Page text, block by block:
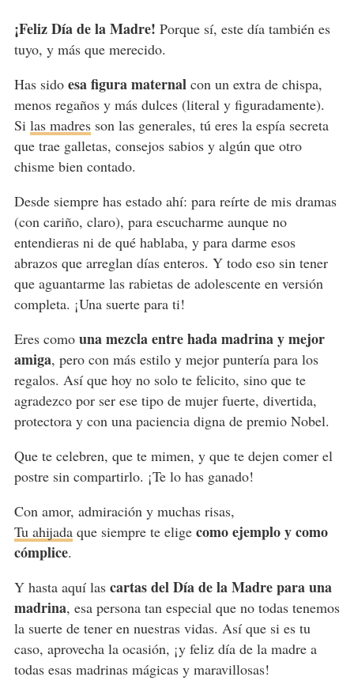
¡Feliz Día de la Madre! Porque sí, este día también es
tuyo, y más que merecido.
Has sido esa figura maternal con un extra de chispa,
menos regaños y más dulces (literal y figuradamente).
Si las madresson las generales, tú eres la espía secreta
que trae galletas, consejos sabios y algún que otro
chisme bien contado.
Desde siempre has estado ahí: para reírte de mis dramas
(con cariño, claro), para escucharme aunque no
entendieras ni de qué hablaba, y para darme esos
abrazos que arreglan días enteros. Y todo eso sin tener
que aguantarme las rabietas de adolescente en versión
completa. ¡Una suerte para ti!
Eres como una mezcla entre hada madrina y mejor
amiga, pero con más estilo y mejor puntería para los
regalos. Así que hoy no solo te felicito, sino que te
agradezco por ser ese tipo de mujer fuerte, divertida,
protectora y con una paciencia digna de premio Nobel.
Que te celebren, que te mimen, y que te dejen comer el
postre sin compartirlo. ¡Te lo has ganado!
Con amor, admiración y muchas risas,
Tu ahijadaque siempre te elige como ejemplo y como
cómplice.
Y hasta aquí las cartas del Día de la Madre para una
madrina, esa persona tan especial que no todas tenemos
la suerte de tener en nuestras vidas. Así que si es tu
caso, aprovecha la ocasión, ¡y feliz día de la madre a
todas esas madrinas mágicas y maravillosas!